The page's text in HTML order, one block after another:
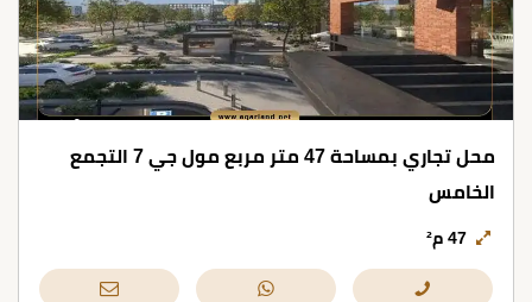
محل تجاري بمساحة 47 متر مربع مول جي 7 التجمع
الخامس
47 م²